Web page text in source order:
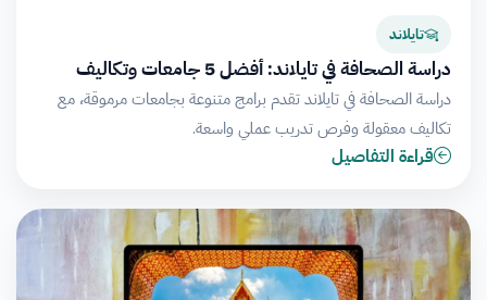
تايلاند
دراسة الصحافة في تايلاند: أفضل 5 جامعات وتكاليف
دراسة الصحافة في تايلاند تقدم برامج متنوعة بجامعات مرموقة، مع
تكاليف معقولة وفرص تدريب عملي واسعة.
قراءة التفاصيل